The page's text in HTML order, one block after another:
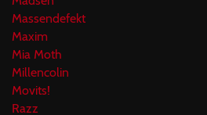
Massendefekt
Maxim
Mia Moth
Millencolin
Movits!
Razz